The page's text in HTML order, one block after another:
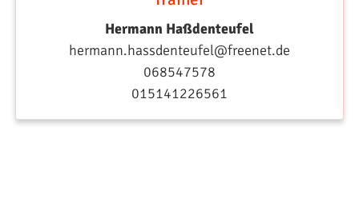
Hermann Haßdenteufel
hermann.hassdenteufel@freenet.de
068547578
015141226561